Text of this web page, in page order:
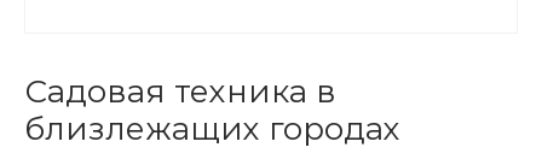
Садовая техника в
близлежащих городах